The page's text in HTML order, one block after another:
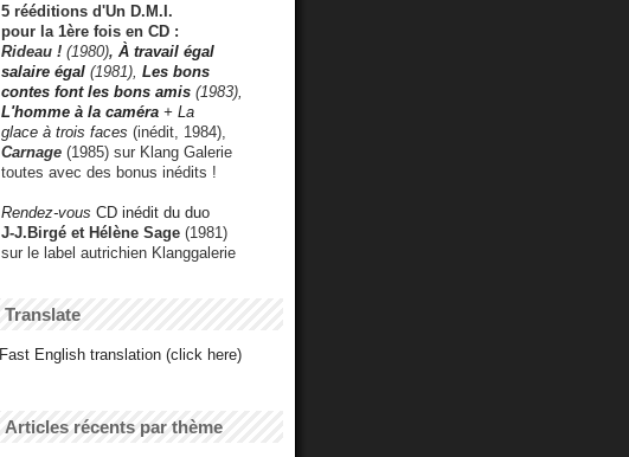
5 rééditions d'Un D.M.I.
pour la 1ère fois en CD :
Rideau ! (1980), À travail égal
salaire égal (1981), Les bons
contes font les bons amis (1983),
L'homme à la caméra + La
glace à trois faces (inédit, 1984),
Carnage (1985) sur Klang Galerie
toutes avec des bonus inédits !
Rendez-vous CD inédit du duo
J-J.Birgé et Hélène Sage (1981)
sur le label autrichien Klanggalerie
Translate
Fast English translation (click here)
Articles récents par thème